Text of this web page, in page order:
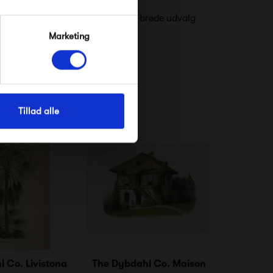
Marketing
Tillad alle
på eventyr og udforske deres brede udvalg
Co. Livistona
The Dybdahl Co. Maison